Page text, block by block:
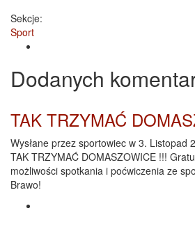
Sekcje:
Sport
Dodanych
TAK TRZYMAĆ
Wysłane przez sportowiec w 3. Listopad
TAK TRZYMAĆ DOMASZOWICE !!!
możliwości spotkania i poćwiczenia ze
Brawo!